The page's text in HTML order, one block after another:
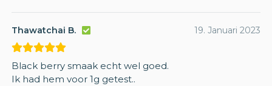
Thawatchai B. 19. Januari 2023
Black berry smaak echt wel goed.
Ik had hem voor 1g getest..